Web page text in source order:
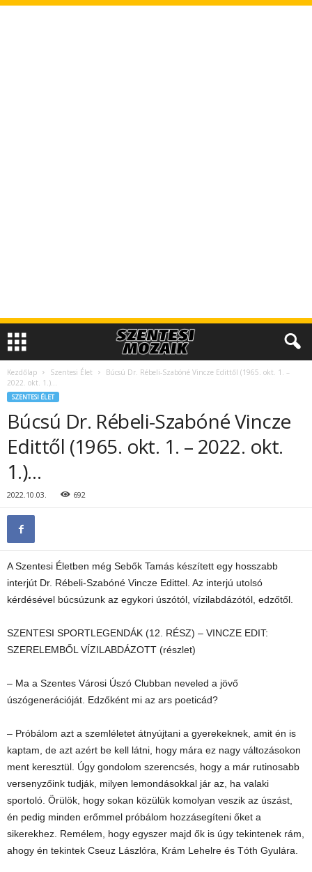
Kezdőlap Szentesi Élet
Búcsú Dr. Rébeli-Szabóné Vincze Edittől (1965. okt. 1. –
2022. okt. 1.)…
SZENTESI ÉLET
Búcsú Dr. Rébeli-Szabóné Vincze
Edittől (1965. okt. 1. – 2022. okt.
1.)…
2022.10.03. 692
A Szentesi Életben még Sebők Tamás készített egy hosszabb
interjút Dr. Rébeli-Szabóné Vincze Edittel. Az interjú utolsó
kérdésével búcsúzunk az egykori úszótól, vízilabdázótól, edzőtől.
SZENTESI SPORTLEGENDÁK (12. RÉSZ) – VINCZE EDIT:
SZERELEMBŐL VÍZILABDÁZOTT (részlet)
– Ma a Szentes Városi Úszó Clubban neveled a jövő
úszógenerációját. Edzőként mi az ars poeticád?
– Próbálom azt a szemléletet átnyújtani a gyerekeknek, amit én is
kaptam, de azt azért be kell látni, hogy mára ez nagy változásokon
ment keresztül. Úgy gondolom szerencsés, hogy a már rutinosabb
versenyzőink tudják, milyen lemondásokkal jár az, ha valaki
sportoló. Örülök, hogy sokan közülük komolyan veszik az úszást,
én pedig minden erőmmel próbálom hozzásegíteni őket a
sikerekhez. Remélem, hogy egyszer majd ők is úgy tekintenek rám,
ahogy én tekintek Cseuz Lászlóra, Krám Lehelre és Tóth Gyulára.